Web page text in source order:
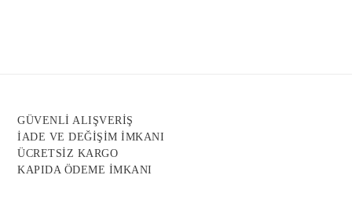
Bu ürüne benzer farklı alternatifler olmalı.
GÜVENLİ ALIŞVERİŞ
İADE VE DEĞİŞİM İMKANI
ÜCRETSİZ KARGO
KAPIDA ÖDEME İMKANI